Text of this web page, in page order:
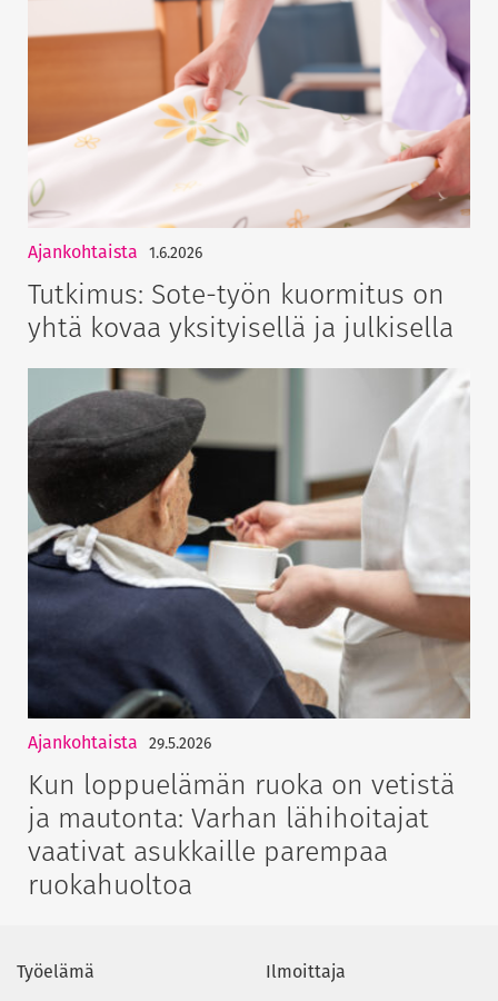
Ajankohtaista 1.6.2026
Tutkimus: Sote-työn kuormitus on
yhtä kovaa yksityisellä ja julkisella
Ajankohtaista 29.5.2026
Kun loppuelämän ruoka on vetistä
ja mautonta: Varhan lähihoitajat
vaativat asukkaille parempaa
ruokahuoltoa
Työelämä Ilmoittaja